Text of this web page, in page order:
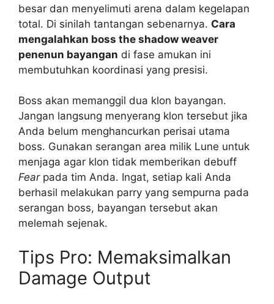
besar dan menyelimuti arena dalam kegelapan
total. Di sinilah tantangan sebenarnya. Cara
mengalahkan boss the shadow weaver
penenun bayangan di fase amukan ini
membutuhkan koordinasi yang presisi.
Boss akan memanggil dua klon bayangan.
Jangan langsung menyerang klon tersebut jika
Anda belum menghancurkan perisai utama
boss. Gunakan serangan area milik Lune untuk
menjaga agar klon tidak memberikan debuff
Fearpada tim Anda. Ingat, setiap kali Anda
berhasil melakukan parry yang sempurna pada
serangan boss, bayangan tersebut akan
melemah sejenak.
Tips Pro: Memaksimalkan
Damage Output